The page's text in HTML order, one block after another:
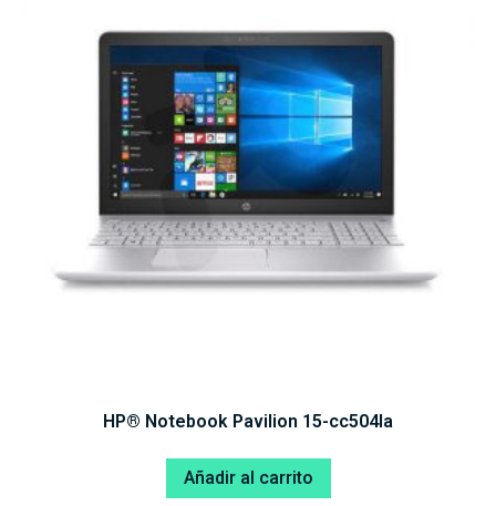
HP® Notebook Pavilion 15-cc504la
Añadir al carrito